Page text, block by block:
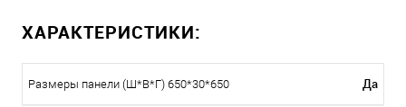
ХАРАКТЕРИСТИКИ:
Размеры панели (Ш*В*Г) 650*30*650 Да